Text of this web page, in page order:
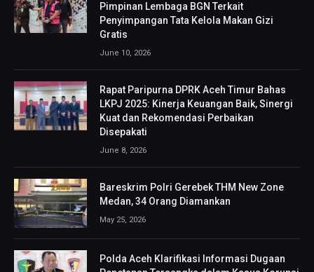
Pimpinan Lembaga BGN Terkait
Penyimpangan Tata Kelola Makan Gizi
Gratis
June 10, 2026
Rapat Paripurna DPRK Aceh Timur Bahas
LKPJ 2025: Kinerja Keuangan Baik, Sinergi
Kuat dan Rekomendasi Perbaikan
Disepakati
June 8, 2026
Bareskrim Polri Gerebek THM New Zone
Medan, 34 Orang Diamankan
May 25, 2026
Polda Aceh Klarifikasi Informasi Dugaan